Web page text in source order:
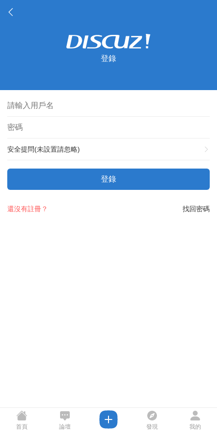
登錄
安全提問(未設置請忽略)
登錄
找回密碼
還沒有註冊？
首頁 論壇 發現 我的